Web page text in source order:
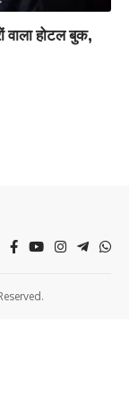
होटल बुक,